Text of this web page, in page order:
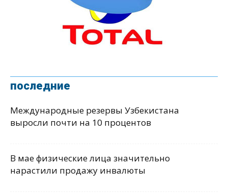
последние
Международные резервы Узбекистана
выросли почти на 10 процентов
В мае физические лица значительно
нарастили продажу инвалюты